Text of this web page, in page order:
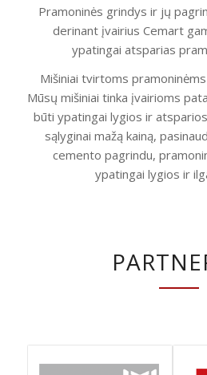
Pramoninės grindys ir jų
derinant įvairius Cemart
ypatingai atsparias
Mišiniai tvirtoms pramoninėms
Mūsų mišiniai tinka įvairioms
būti ypatingai lygios ir
sąlyginai mažą kainą,
cemento pagrindu,
ypatingai lygios ir